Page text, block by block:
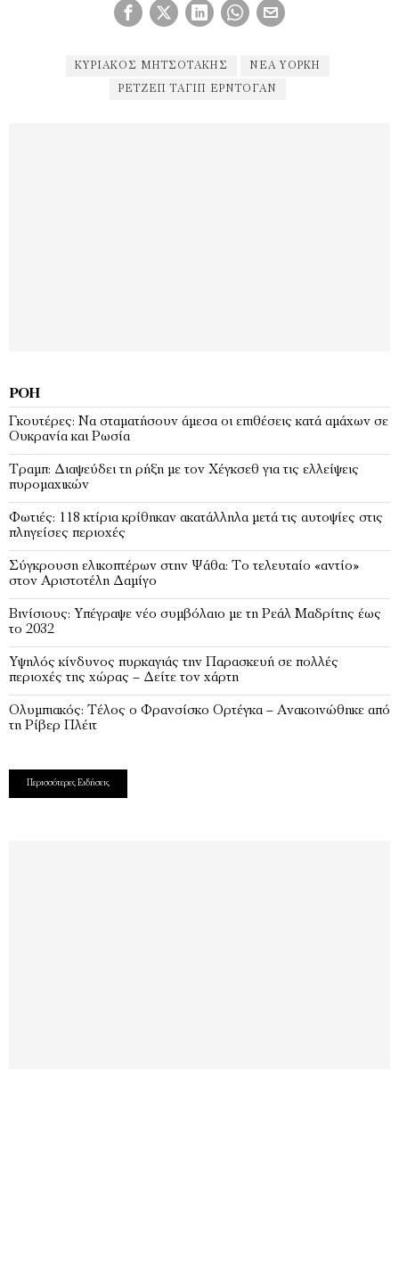
ΚΥΡΙΆΚΟΣ ΜΗΤΣΟΤΆΚΗΣ ΝΕΑ ΥΟΡΚΗ
ΡΕΤΖΈΠ ΤΑΓΊΠ ΕΡΝΤΟΓΆΝ
ΡΟΉ
Γκουτέρες: Να σταματήσουν άμεσα οι επιθέσεις κατά αμάχων σε
Ουκρανία και Ρωσία
Τραμπ: Διαψεύδει τη ρήξη με τον Χέγκσεθ για τις ελλείψεις
πυρομαχικών
Φωτιές: 118 κτίρια κρίθηκαν ακατάλληλα μετά τις αυτοψίες στις
πληγείσες περιοχές
Σύγκρουση ελικοπτέρων στην Ψάθα: Tο τελευταίο «αντίο»
στον Αριστοτέλη Δαμίγο
Βινίσιους: Υπέγραψε νέο συμβόλαιο με τη Ρεάλ Μαδρίτης έως
το 2032
Υψηλός κίνδυνος πυρκαγιάς την Παρασκευή σε πολλές
περιοχές της χώρας – Δείτε τον χάρτη
Ολυμπιακός: Τέλος ο Φρανσίσκο Ορτέγκα – Ανακοινώθηκε από
τη Ρίβερ Πλέιτ
Περισσότερες Ειδήσεις